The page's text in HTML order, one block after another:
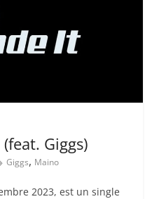
Giggs)
Giggs, Maino
2023, est un single